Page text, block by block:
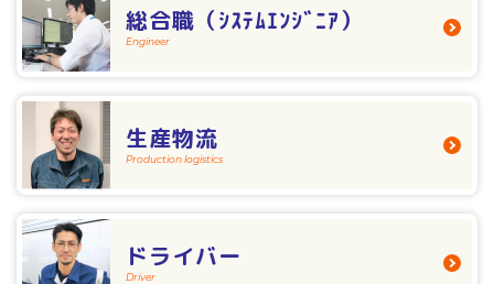
総合職（ｼｽﾃﾑｴﾝｼﾞﾆｱ）
Engineer
生産物流
Production logistics
ドライバー
Driver